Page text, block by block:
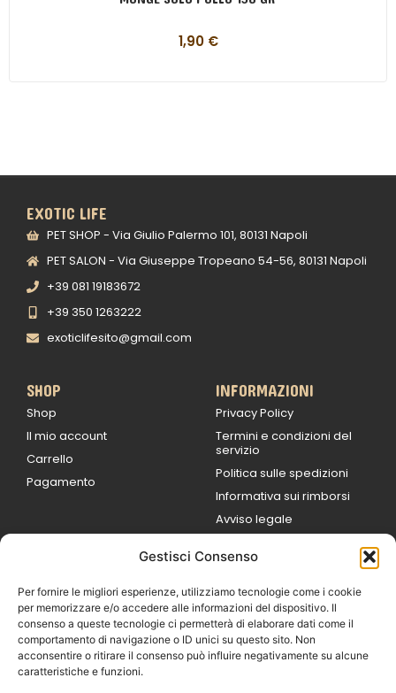
Gestisci Consenso
Per fornire le migliori esperienze, utilizziamo tecnologie come i cookie
per memorizzare e/o accedere alle informazioni del dispositivo. Il
consenso a queste tecnologie ci permetterà di elaborare dati come il
comportamento di navigazione o ID unici su questo sito. Non
acconsentire o ritirare il consenso può influire negativamente su alcune
caratteristiche e funzioni.
1,90 €
EXOTIC LIFE
PET SHOP - Via Giulio Palermo 101, 80131 Napoli
PET SALON - Via Giuseppe Tropeano 54-56, 80131 Napoli
+39 081 19183672
+39 350 1263222
exoticlifesito@gmail.com
SHOP
Shop
Il mio account
Carrello
Pagamento
INFORMAZIONI
Privacy Policy
Termini e condizioni del
servizio
Politica sulle spedizioni
Informativa sui rimborsi
Avviso legale
9:00
Sabato 09:00 /
14:00
16:30 /
Domenica